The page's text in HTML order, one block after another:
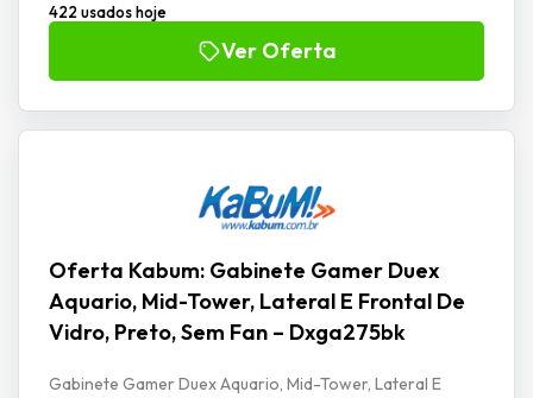
422 usados hoje
Ver Oferta
Oferta Kabum: Gabinete Gamer Duex
Aquario, Mid-Tower, Lateral E Frontal De
Vidro, Preto, Sem Fan – Dxga275bk
Gabinete Gamer Duex Aquario, Mid-Tower, Lateral E